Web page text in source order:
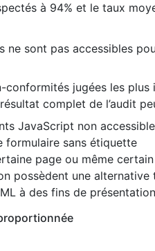
à 94% et le taux
ne sont pas accessibles
conformités jugées les
complet de l’audit
JavaScript non
formulaire sans étiquette
page ou même
possèdent une alternative
à des fins de